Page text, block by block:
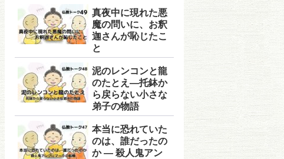
真夜中に現れた悪
魔の問いに、お釈
迦さんが恥じたこ
と
泥のレンコンと龍
のたとえ―托鉢か
ら戻らない小さな
弟子の物語
本当に恐れていた
のは、誰だったの
か ― 殺人鬼アン